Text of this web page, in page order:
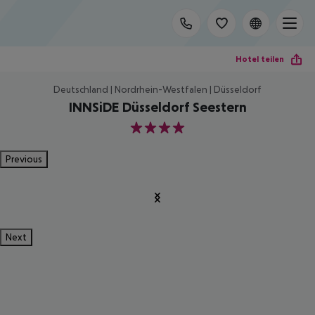
Hotel teilen
Deutschland | Nordrhein-Westfalen | Düsseldorf
INNSiDE Düsseldorf Seestern
4
Previous
Next